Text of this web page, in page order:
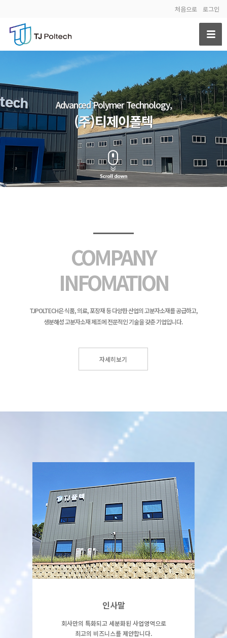
처음으로 로그인
Advanced Polymer Technology,
(주)티제이폴텍
COMPANY
INFOMATION
TJPOLTECH은 식품, 의료, 포장재 등 다양한 산업의 고분자소재를 공급하고,
생분해성 고분자소재 제조에 전문적인 기술을 갖춘 기업입니다.
자세히보기
인사말
페이지 상세보기
인사말
회사만의 특화되고 세분화된 사업영역으로
최고의 비즈니스를 제안합니다.